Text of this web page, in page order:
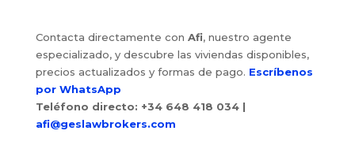
Contacta directamente con Afi, nuestro agente
especializado, y descubre las viviendas disponibles,
precios actualizados y formas de pago. Escríbenos
por WhatsApp
Teléfono directo: +34 648 418 034 |
afi@geslawbrokers.com